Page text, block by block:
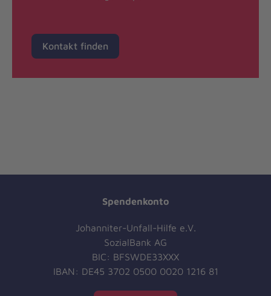
Kontakt finden
Spendenkonto
Johanniter-Unfall-Hilfe e.V.
SozialBank AG
BIC: BFSWDE33XXX
IBAN: DE45 3702 0500 0020 1216 81